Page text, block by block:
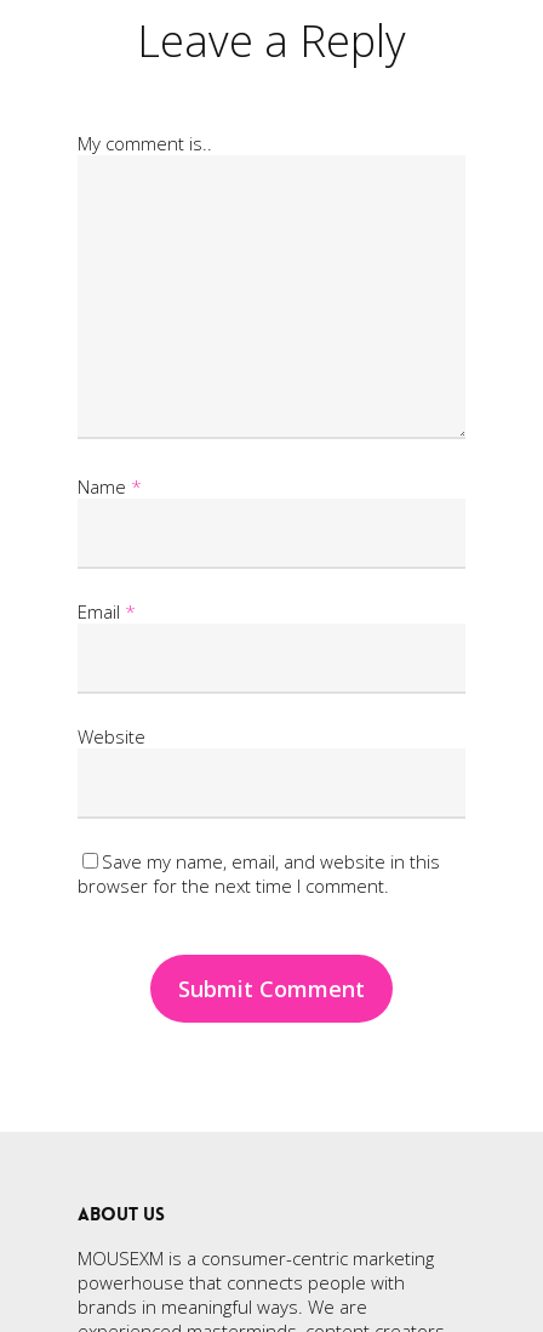
Leave a Reply
My comment is..
Name *
Email *
Website
Save my name, email, and website in this
browser for the next time I comment.
ABOUT US
MOUSEXM is a consumer-centric marketing
powerhouse that connects people with
brands in meaningful ways. We are